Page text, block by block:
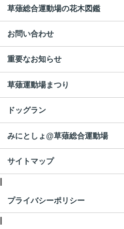
草薙総合運動場の花木図鑑
お問い合わせ
重要なお知らせ
草薙運動場まつり
ドッグラン
みにとしょ@草薙総合運動場
サイトマップ
プライバシーポリシー